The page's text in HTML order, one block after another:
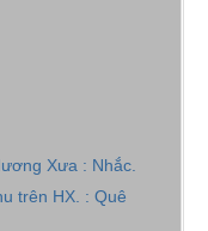
Xưa : Nhắc.
trên HX. : Quê